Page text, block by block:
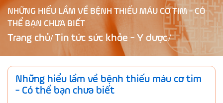
NHỮNG HIỂU LẦM VỀ BỆNH THIẾU MÁU CƠ TIM - CÓ
THỂ BẠN CHƯA BIẾT
Trang chủ/ Tin tức sức khỏe - Y dược
Những hiểu lầm về bệnh thiếu máu cơ tim
- Có thể bạn chưa biết